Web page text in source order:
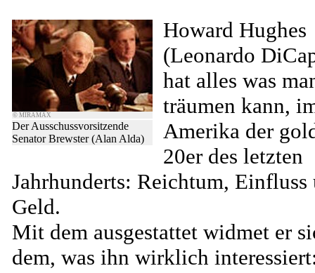
© MIRAMAX
Der Ausschussvorsitzende
Senator Brewster (Alan Alda)
Howard Hughes
(Leonardo
hat alles was
träumen kann,
Amerika der
20er des letzten
Jahrhunderts: Reichtum, Einfluss
Geld.
Mit dem ausgestattet widmet er
dem, was ihn wirklich